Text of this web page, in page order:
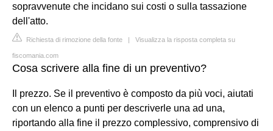
sopravvenute che incidano sui costi o sulla tassazione
dell'atto.
Richiesta di rimozione della fonte | Visualizza la risposta completa su
fiscomania.com
Cosa scrivere alla fine di un preventivo?
Il prezzo. Se il preventivo è composto da più voci, aiutati
con un elenco a punti per descriverle una ad una,
riportando alla fine il prezzo complessivo, comprensivo di